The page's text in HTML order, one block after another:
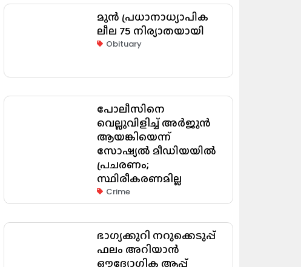
മുൻ പ്രധാനാധ്യാപിക
ലീല 75 നിര്യാതയായി
Obituary
പോലീസിനെ
വെല്ലുവിളിച്ച് അർജുൻ
ആയങ്കിയെന്ന്
സോഷ്യൽ മീഡിയയിൽ
പ്രചരണം;
സ്ഥിരീകരണമില്ല
Crime
ഭാഗ്യക്കുറി നറുക്കെടുപ്പ്
ഫലം അറിയാൻ
ഔദ്യോഗിക ആപ്പ്